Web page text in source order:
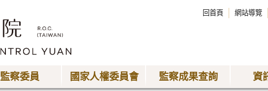
回首頁 網站導覽
監察委員 國家人權委員會 監察成果查詢 資